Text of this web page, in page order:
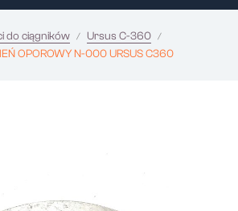
do ciągników
Ursus C-360
OPOROWY N-000 URSUS C360